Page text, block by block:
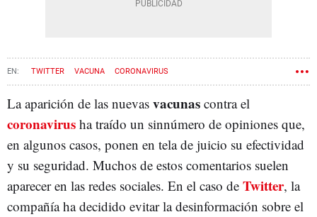
TWITTER VACUNA CORONAVIRUS
La aparición de las nuevas vacunas contra el
coronavirus ha traído un sinnúmero de opiniones que,
en algunos casos, ponen en tela de juicio su efectividad
y su seguridad. Muchos de estos comentarios suelen
aparecer en las redes sociales. En el caso de Twitter, la
compañía ha decidido evitar la desinformación sobre el